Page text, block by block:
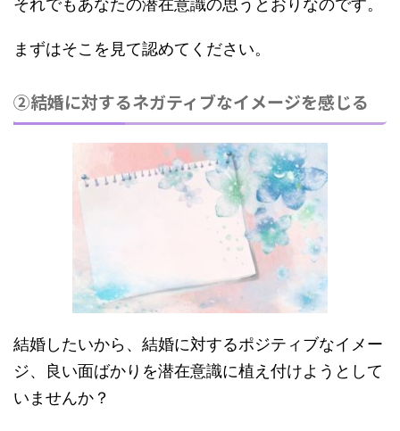
それでもあなたの潜在意識の思うとおりなのです。
まずはそこを見て認めてください。
②結婚に対するネガティブなイメージを感じる
結婚したいから、結婚に対するポジティブなイメー
ジ、良い面ばかりを潜在意識に植え付けようとして
いませんか？